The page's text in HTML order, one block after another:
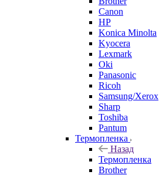
Canon
HP
Konica Minolta
Kyocera
Lexmark
Oki
Panasonic
Ricoh
Samsung/Xerox
Sharp
Toshiba
Pantum
Термопленка
Назад
Термопленка
Brother